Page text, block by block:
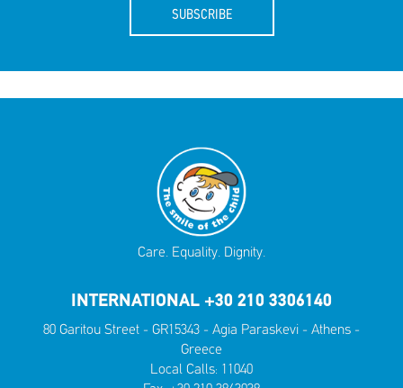
SUBSCRIBE
Care. Equality. Dignity.
INTERNATIONAL +30 210 3306140
80 Garitou Street - GR15343 - Agia Paraskevi - Athens -
Greece
Local Calls: 11040